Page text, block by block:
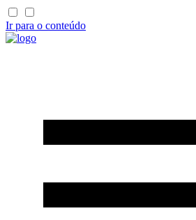
Ir para o conteúdo